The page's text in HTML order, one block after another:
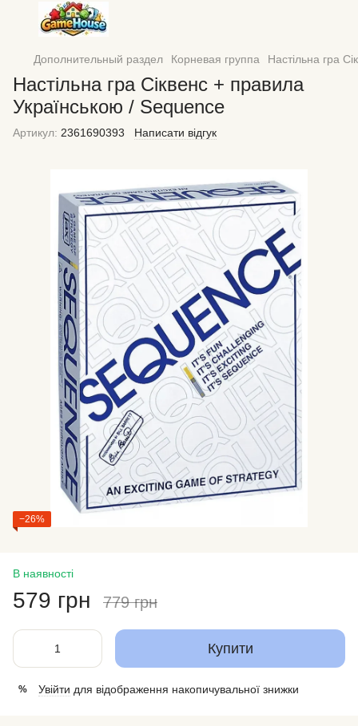
Дополнительный раздел Корневая группа Настільна гра
Настільна гра Сіквенс + правила
Українською / Sequence
Артикул: 2361690393 Написати відгук
−26%
В наявності
579 грн 779 грн
Купити
% Увійти для відображення накопичувальної знижки